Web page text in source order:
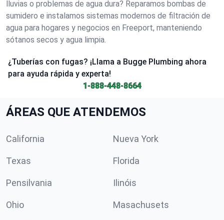
lluvias o problemas de agua dura? Reparamos bombas de
sumidero e instalamos sistemas modernos de filtración de
agua para hogares y negocios en Freeport, manteniendo
sótanos secos y agua limpia.
¿Tuberías con fugas? ¡Llama a Bugge Plumbing ahora
para ayuda rápida y experta!
1-888-448-8664
ÁREAS QUE ATENDEMOS
California Nueva York
Texas Florida
Pensilvania Ilinóis
Ohio Masachusets